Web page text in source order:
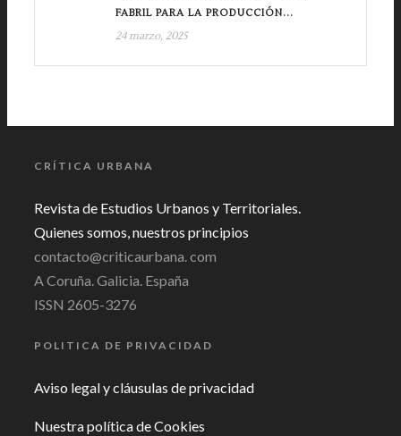
FABRIL PARA LA PRODUCCIÓN...
24 marzo, 2025
CRÍTICA URBANA
Revista de Estudios Urbanos y Territoriales.
Quienes somos, nuestros principios
contacto@criticaurbana. com
A Coruña. Galicia. España
ISSN 2605-3276
POLITICA DE PRIVACIDAD
Aviso legal y cláusulas de privacidad
Nuestra política de Cookies